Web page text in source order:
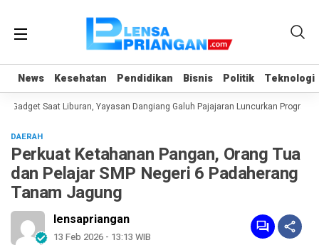
News Kesehatan Pendidikan Bisnis Politik Teknologi
News Kesehatan Pendidikan Bisnis Politik Teknologi
Gadget Saat Liburan, Yayasan Dangiang Galuh Pajajaran Luncurkan Program
DAERAH
Perkuat Ketahanan Pangan, Orang Tua
dan Pelajar SMP Negeri 6 Padaherang
Tanam Jagung
lensapriangan
13 Feb 2026 - 13:13 WIB